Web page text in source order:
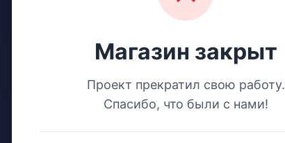
Магазин закрыт
Проект прекратил свою работу.
Спасибо, что были с нами!